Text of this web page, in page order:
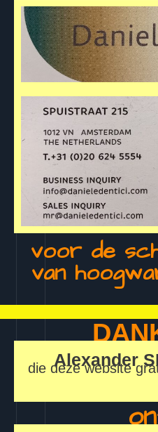
voor de
van
Alexander
die deze website